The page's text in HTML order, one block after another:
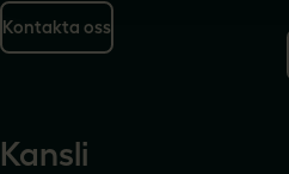
Kontakta oss
Kansli